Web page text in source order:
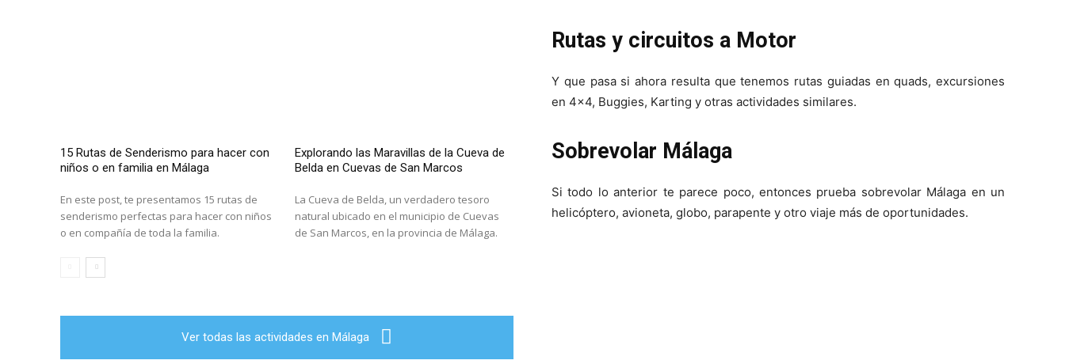
15 Rutas de Senderismo para hacer con
niños o en familia en Málaga
En este post, te presentamos 15 rutas de
senderismo perfectas para hacer con niños
o en compañía de toda la familia.
Explorando las Maravillas de la Cueva de
Belda en Cuevas de San Marcos
La Cueva de Belda, un verdadero tesoro
natural ubicado en el municipio de Cuevas
de San Marcos, en la provincia de Málaga.
Ver todas las actividades en Málaga
Rutas y circuitos a Motor
Y que pasa si ahora resulta que tenemos rutas guiadas en quads, excursiones
en 4×4, Buggies, Karting y otras actividades similares.
Sobrevolar Málaga
Si todo lo anterior te parece poco, entonces prueba sobrevolar Málaga en un
helicóptero, avioneta, globo, parapente y otro viaje más de oportunidades.